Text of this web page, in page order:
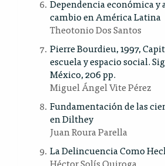
Dependencia económica y
cambio en América Latina
Theotonio Dos Santos
Pierre Bourdieu, 1997,
escuela y espacio social.
México, 206 pp.
Miguel Ángel Vite Pérez
Fundamentación de las
en Dilthey
Juan Roura Parella
La Delincuencia Como